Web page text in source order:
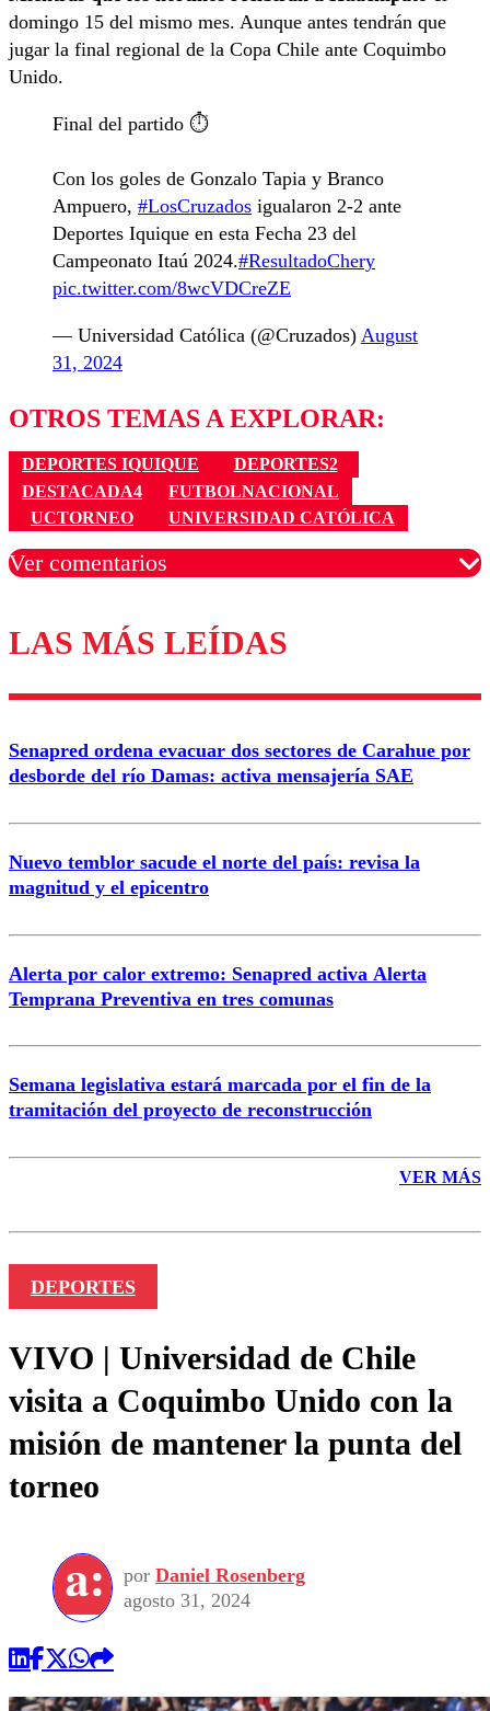
domingo 15 del mismo mes. Aunque antes tendrán que
jugar la final regional de la Copa Chile ante Coquimbo
Unido.
Final del partido ⏱️
Con los goles de Gonzalo Tapia y Branco
Ampuero, #LosCruzados igualaron 2-2 ante
Deportes Iquique en esta Fecha 23 del
Campeonato Itaú 2024.#ResultadoChery
pic.twitter.com/8wcVDCreZE
— Universidad Católica (@Cruzados) August
31, 2024
OTROS TEMAS A EXPLORAR:
DEPORTES IQUIQUE
DEPORTES2
DESTACADA4
FUTBOLNACIONAL
UCTORNEO
UNIVERSIDAD CATÓLICA
Ver comentarios
Los comentarios son moderados para garantizar un
diálogo respetuoso.
Correo
LAS MÁS LEÍDAS
Senapred ordena evacuar dos sectores de Carahue por
desborde del río Damas: activa mensajería SAE
Nuevo temblor sacude el norte del país: revisa la
magnitud y el epicentro
Alerta por calor extremo: Senapred activa Alerta
Temprana Preventiva en tres comunas
Semana legislativa estará marcada por el fin de la
tramitación del proyecto de reconstrucción
VER MÁS
DEPORTES
VIVO | Universidad de Chile
visita a Coquimbo Unido con la
misión de mantener la punta del
torneo
por Daniel Rosenberg
agosto 31, 2024